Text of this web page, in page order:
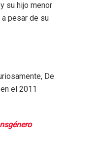
su hijo menor
a pesar de su
De
el 2011